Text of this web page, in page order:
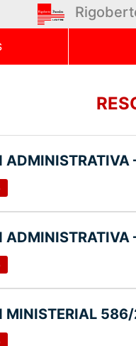
MINISTERIAL